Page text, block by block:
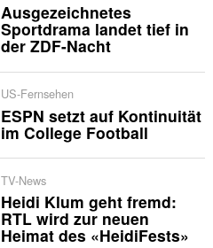
Ausgezeichnetes
Sportdrama landet tief in
der ZDF-Nacht
US-Fernsehen
ESPN setzt auf Kontinuität
im College Football
TV-News
Heidi Klum geht fremd:
RTL wird zur neuen
Heimat des «HeidiFests»